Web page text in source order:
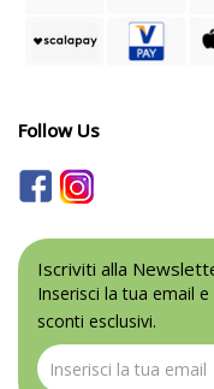
Follow Us
Iscriviti alla
Inserisci la tua email
sconti esclusivi.